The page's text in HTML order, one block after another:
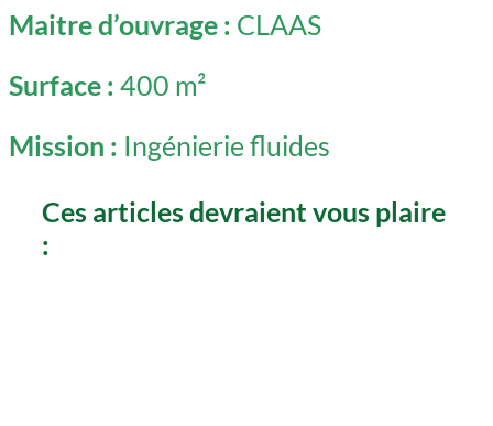
Maitre d’ouvrage : CLAAS
Surface : 400 m²
Mission : Ingénierie fluides
Ces articles devraient vous plaire
: